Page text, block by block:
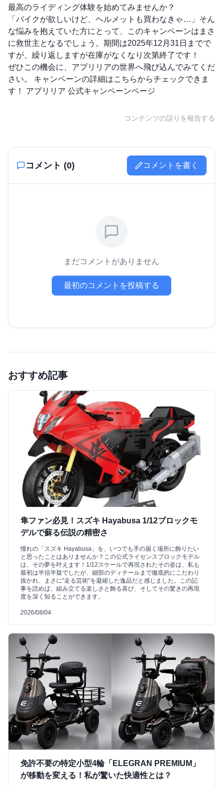
最高のライディング体験を始めてみませんか？
「バイクが欲しいけど、ヘルメットも買わなきゃ…」そん
な悩みを抱えていた方にとって、このキャンペーンはまさ
に救世主となるでしょう。期間は2025年12月31日までで
すが、繰り返しますが在庫がなくなり次第終了です！
ぜひこの機会に、アプリリアの世界へ飛び込んでみてくだ
さい。 キャンペーンの詳細はこちらからチェックできま
す！ アプリリア 公式キャンペーンページ
コンテンツの誤りを報告する
コメント (0) コメントを書く
まだコメントがありません
最初のコメントを投稿する
おすすめ記事
隼ファン必見！スズキ Hayabusa 1/12ブロックモ
デルで蘇る伝説の精密さ
憧れの「スズキ Hayabusa」を、いつでも手の届く場所に飾りたい
と思ったことはありませんか？この公式ライセンスブロックモデル
は、その夢を叶えます！1/12スケールで再現されたその姿は、私も
最初は半信半疑でしたが、細部のディテールまで徹底的にこだわり
抜かれ、まさに"走る芸術"を凝縮した逸品だと感じました。この記
事を読めば、組み立てる楽しさと飾る喜び、そしてその驚きの再現
度を深く知ることができます。
2026/08/04
免許不要の特定小型4輪「ELEGRAN PREMIUM」
が移動を変える！私が驚いた快適性とは？